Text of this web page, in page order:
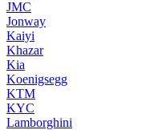
JMC
Jonway
Kaiyi
Khazar
Kia
Koenigsegg
KTM
KYC
Lamborghini